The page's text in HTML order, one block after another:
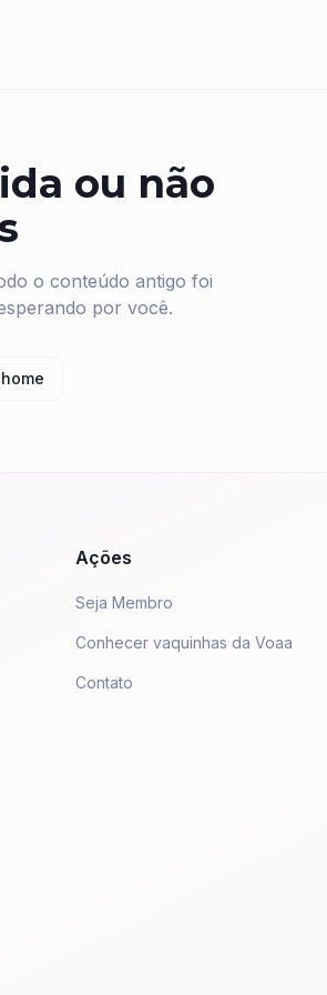
ou não
o conteúdo antigo foi
por você.
Ações
Seja Membro
Conhecer vaquinhas da Voaa
Contato